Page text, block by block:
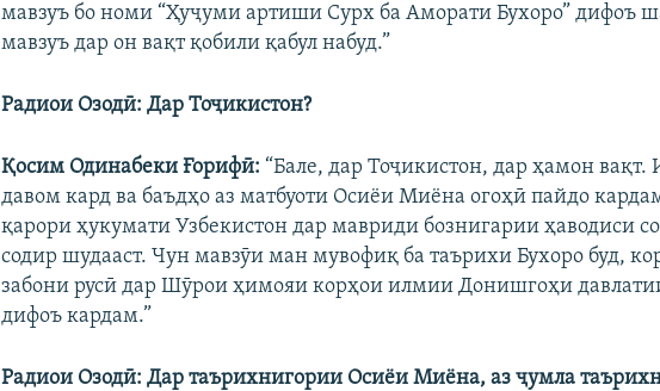
мавзуъ бо номи “Ҳуҷуми артиши Сурх ба Аморати Бухоро” дифоъ
мавзуъ дар он вақт қобили қабул набуд.”
Радиои Озодӣ: Дар Тоҷикистон?
Қосим Одинабеки Ғорифӣ: “Бале, дар Тоҷикистон, дар ҳамон вақт.
давом кард ва баъдҳо аз матбуоти Осиёи Миёна огоҳӣ пайдо
қарори ҳукумати Узбекистон дар мавриди бознигарии ҳаводиси
содир шудааст. Чун мавзӯи ман мувофиқ ба таърихи Бухоро буд,
забони русӣ дар Шӯрои ҳимояи корҳои илмии Донишгоҳи
дифоъ кардам.”
Радиои Озодӣ: Дар таърихнигории Осиёи Миёна, аз ҷумла